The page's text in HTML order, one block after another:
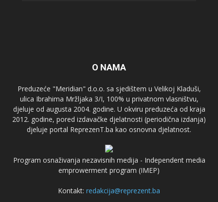
O NAMA
Preduzeće "Meridian" d.o.o. sa sjedištem u Velikoj Kladuši,
ulica Ibrahima Mržljaka 3/I, 100% u privatnom vlasništvu,
djeluje od augusta 2004. godine. U okviru preduzeća od kraja
2012. godine, pored izdavačke djelatnosti (periodična izdanja)
djeluje portal ReprezenT.ba kao osnovna djelatnost.
Program osnaživanja nezavisnih medija - Independent media
emprowerment program (IMEP)
Kontakt: redakcija@reprezent.ba